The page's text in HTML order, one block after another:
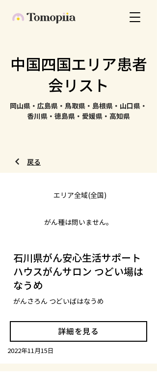
中国四国エリア患者
会リスト
岡山県・広島県・鳥取県・島根県・山口県・
香川県・徳島県・愛媛県・高知県
戻る
エリア全域(全国)
がん種は問いません。
石川県がん安心生活サポート
ハウスがんサロン つどい場は
なうめ
がんさろん つどいばはなうめ
詳細を見る
2022年11月15日